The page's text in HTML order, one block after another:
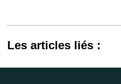
Les articles liés :